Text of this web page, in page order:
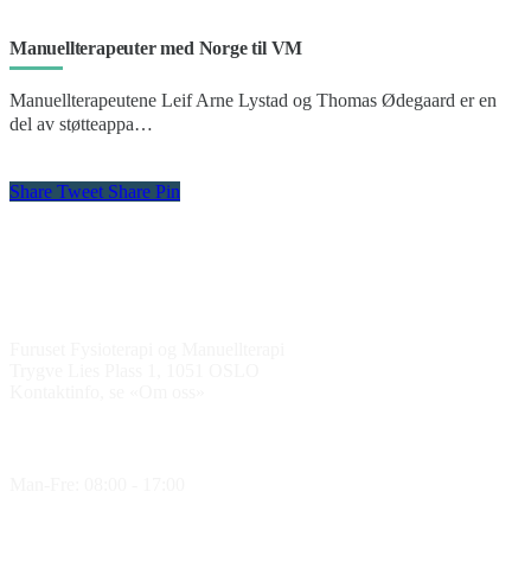
Manuellterapeuter med Norge til VM
Manuellterapeutene Leif Arne Lystad og Thomas Ødegaard er en
del av støtteappa…
Share Tweet Share Pin